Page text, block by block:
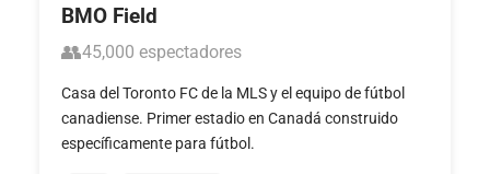
BMO Field
👥45,000 espectadores
Casa del Toronto FC de la MLS y el equipo de fútbol
canadiense. Primer estadio en Canadá construido
específicamente para fútbol.